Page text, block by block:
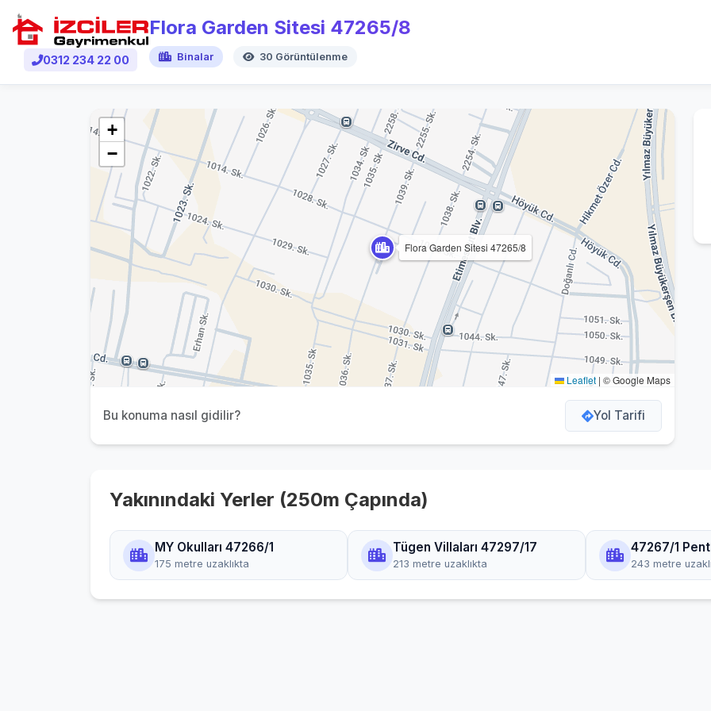
0312 234 22 00
Flora Garden Sitesi 47265/8
Binalar 30 Görüntülenme
Flora Garden Sitesi 47265/8
+
−
Leaflet | © Google Maps
Bu konuma nasıl gidilir? Yol Tarifi
Yakınındaki Yerler (250m Çapında)
MY Okulları 47266/1
175 metre uzaklıkta
Tügen Villaları 47297/17
213 metre uzaklıkta
47267/1
243 metre